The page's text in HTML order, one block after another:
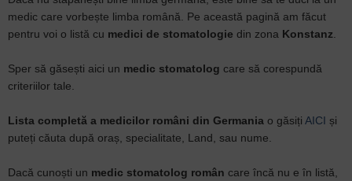
medic care vorbește limba română. Pe această pagină am făcut
pentru voi o listă cu medici de stomatologie din zona Konstanz
Sper să găsești aici un medic stomatolog care să corespundă
criteriilor tale.
Lista completă a medicilor români din Germania o găsiți AICI și
puteți căuta după oraș, specialitate, Land, sau nume.
Dacă cunoști un medic stomatolog român care încă nu e în listă,